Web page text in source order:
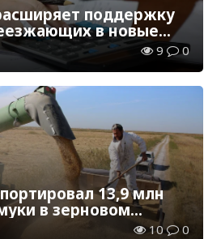
поддержку
в новые
9 0
13,9 млн
в зерновом
10 0